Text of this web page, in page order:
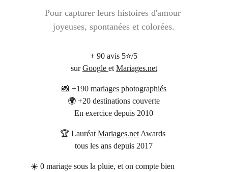
Pour capturer leurs histoires d'amour
joyeuses, spontanées et colorées.
+ 90 avis 5⭐/5
sur Google et Mariages.net
📸 +190 mariages photographiés
🌍 +20 destinations couverte
En exercice depuis 2010
🏆 Lauréat Mariages.net Awards
tous les ans depuis 2017
☀️ 0 mariage sous la pluie, et on compte bien